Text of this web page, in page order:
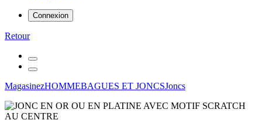
Connexion
Retour
MagasinezHOMMEBAGUES ET JONCSJoncs